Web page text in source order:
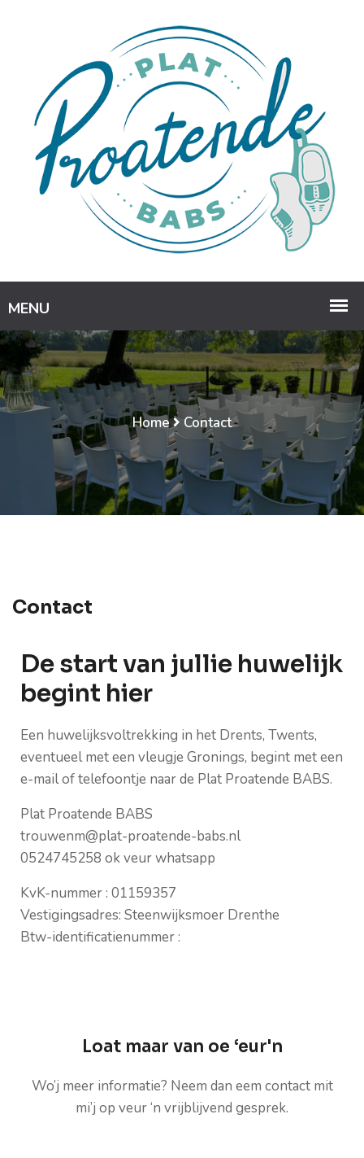
Home Contact
Contact
De start van jullie huwelijk
begint hier
Een huwelijksvoltrekking in het Drents, Twents,
eventueel met een vleugje Gronings, begint met een
e-mail of telefoontje naar de Plat Proatende BABS.
Plat Proatende BABS
trouwenm@plat-proatende-babs.nl
0524745258 ok veur whatsapp
KvK-nummer : 01159357
Vestigingsadres: Steenwijksmoer Drenthe
Btw-identificatienummer :
Loat maar van oe ‘eur'n
Wo’j meer informatie? Neem dan eem contact mit
mi’j op veur ‘n vrijblijvend gesprek.